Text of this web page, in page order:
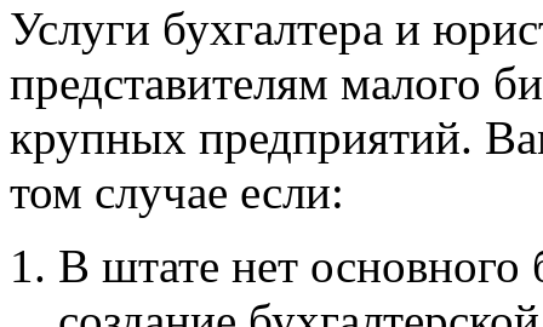
Услуги бухгалтера и
представителям малого
крупных предприятий.
том случае если:
В штате нет основного